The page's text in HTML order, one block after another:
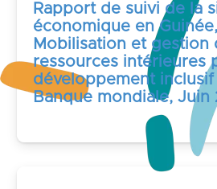
Rapport de suivi de la
économique en Guinée,
Mobilisation et gestion
ressources intérieures
développement
Banque mondiale, Juin